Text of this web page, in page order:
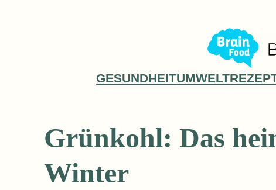
GESUNDHEITUMWELT
Grünkohl: Das
Winter